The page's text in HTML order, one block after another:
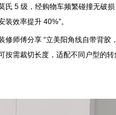
氏 5 级，经购物车频繁碰撞无破损
装效率提升 40%”。
修师傅分享 “立美阳角线自带背胶
按需裁切长度，适配不同户型的